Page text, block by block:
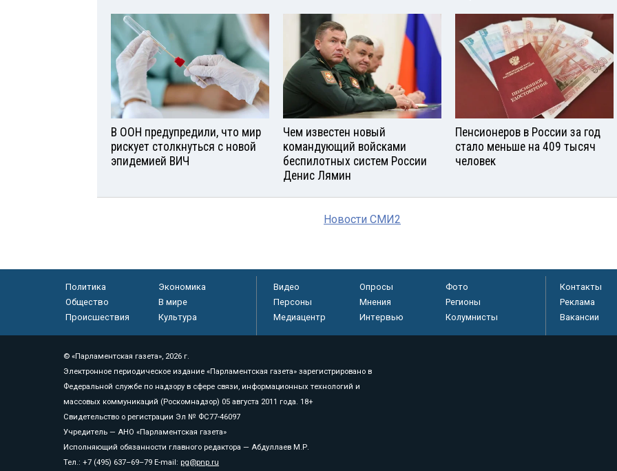
В ООН предупредили, что мир
рискует столкнуться с новой
эпидемией ВИЧ
Чем известен новый
командующий войсками
беспилотных систем России
Денис Лямин
Пенсионеров в России за год
стало меньше на 409 тысяч
человек
Новости СМИ2
Политика
Экономика
Общество
В мире
Происшествия
Культура
Видео Опросы
Фото
Персоны
Мнения
Регионы
Медиацентр
Интервью Колумнисты
Контакты
Реклама
Вакансии
© «Парламентская газета», 2026 г.
Электронное периодическое издание «Парламентская газета» зарегистрировано в
Федеральной службе по надзору в сфере связи, информационных технологий и
массовых коммуникаций (Роскомнадзор) 05 августа 2011 года. 18+
Свидетельство о регистрации Эл № ФС77-46097
Учредитель — АНО «Парламентская газета»
Исполняющий обязанности главного редактора — Абдуллаев М.Р.
Тел.: +7 (495) 637–69–79 E-mail: pg@pnp.ru